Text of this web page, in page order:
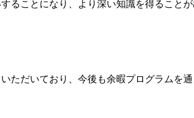
ることになり、より深い知識を得ること
だいており、今後も余暇プログラムを